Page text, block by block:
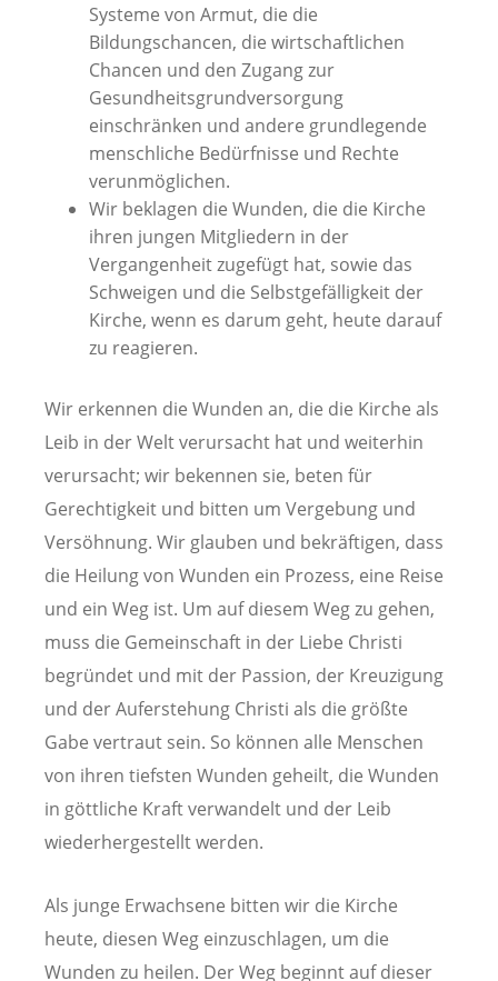
Systeme von Armut, die die
Bildungschancen, die wirtschaftlichen
Chancen und den Zugang zur
Gesundheitsgrundversorgung
einschränken und andere grundlegende
menschliche Bedürfnisse und Rechte
verunmöglichen.
Wir beklagen die Wunden, die die Kirche
ihren jungen Mitgliedern in der
Vergangenheit zugefügt hat, sowie das
Schweigen und die Selbstgefälligkeit der
Kirche, wenn es darum geht, heute darauf
zu reagieren.
Wir erkennen die Wunden an, die die Kirche als
Leib in der Welt verursacht hat und weiterhin
verursacht; wir bekennen sie, beten für
Gerechtigkeit und bitten um Vergebung und
Versöhnung. Wir glauben und bekräftigen, dass
die Heilung von Wunden ein Prozess, eine Reise
und ein Weg ist. Um auf diesem Weg zu gehen,
muss die Gemeinschaft in der Liebe Christi
begründet und mit der Passion, der Kreuzigung
und der Auferstehung Christi als die größte
Gabe vertraut sein. So können alle Menschen
von ihren tiefsten Wunden geheilt, die Wunden
in göttliche Kraft verwandelt und der Leib
wiederhergestellt werden.
Als junge Erwachsene bitten wir die Kirche
heute, diesen Weg einzuschlagen, um die
Wunden zu heilen. Der Weg beginnt auf dieser